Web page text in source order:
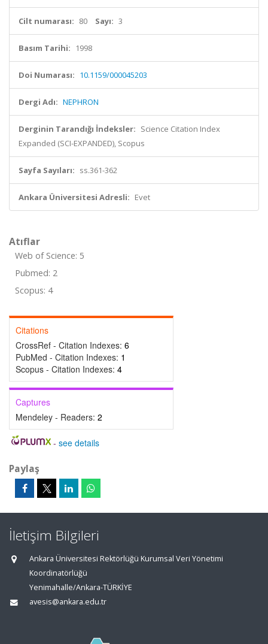
Cilt numarası: 80 Sayı: 3
Basım Tarihi: 1998
Doi Numarası: 10.1159/000045203
Dergi Adı: NEPHRON
Derginin Tarandığı İndeksler: Science Citation Index
Expanded (SCI-EXPANDED), Scopus
Sayfa Sayıları: ss.361-362
Ankara Üniversitesi Adresli: Evet
Atıflar
Web of Science: 5
Pubmed: 2
Scopus: 4
Citations
CrossRef - Citation Indexes: 6
PubMed - Citation Indexes: 1
Scopus - Citation Indexes: 4
Captures
Mendeley - Readers: 2
- see details
Paylaş
İletişim Bilgileri
Ankara Üniversitesi Rektörlüğü Kurumsal Veri Yönetimi
Koordinatörlüğü
Yenimahalle/Ankara-TÜRKİYE
avesis@ankara.edu.tr